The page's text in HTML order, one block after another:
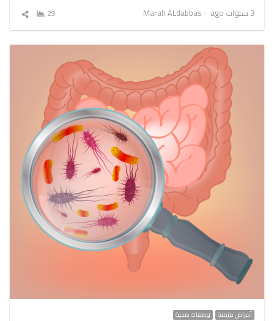
3 سنوات ago
Author
Marah ALdabbas
29
شارك
أمراض مزمنة وصفات صحية